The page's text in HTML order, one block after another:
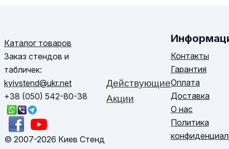
Каталог товаров
Заказ стендов и
табличек:
kyivstend@ukr.net
+38 (050) 542-80-38
© 2007-2026 Киев Стенд
Действующие
Акции
Контакты
Гарантия
Оплата
Доставка
О нас
Политика